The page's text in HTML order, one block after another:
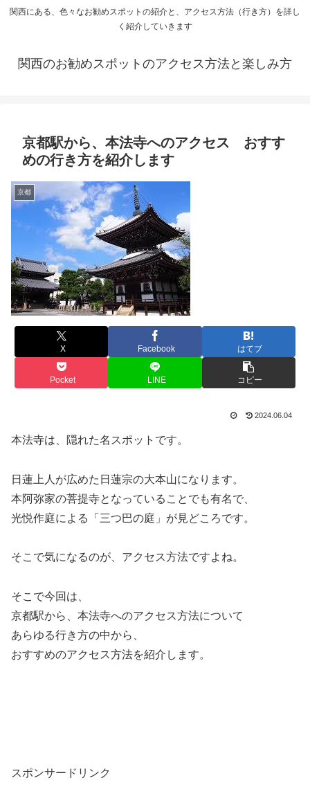
関西にある、色々なお勧めスポットの紹介と、アクセス方法（行き方）を詳し
く紹介していきます
関西のお勧めスポットのアクセス方法と楽しみ方
京都駅から、本法寺へのアクセス おすす
めの行き方を紹介します
京都
X Facebook はてブ
Pocket LINE コピー
2024.06.04
本法寺は、隠れた名スポットです。
日蓮上人が広めた日蓮宗の大本山になります。
本阿弥家の菩提寺となっていることでも有名で、
光悦作庭による「三つ巴の庭」が見どころです。
そこで気になるのが、アクセス方法ですよね。
そこで今回は、
京都駅から、本法寺へのアクセス方法について
あらゆる行き方の中から、
おすすめのアクセス方法を紹介します。
スポンサードリンク